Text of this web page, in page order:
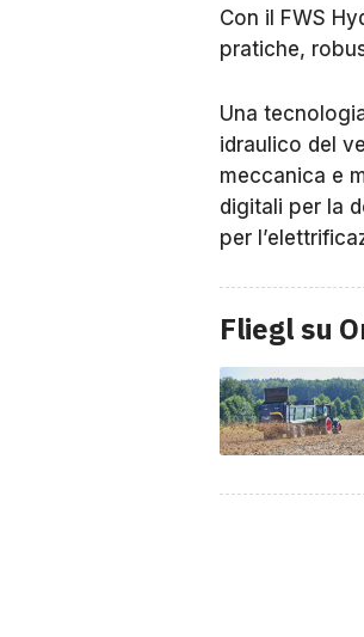
Con il FWS
pratiche,
Una
idraulico del
meccanica e
digitali per la
per
Fliegl su